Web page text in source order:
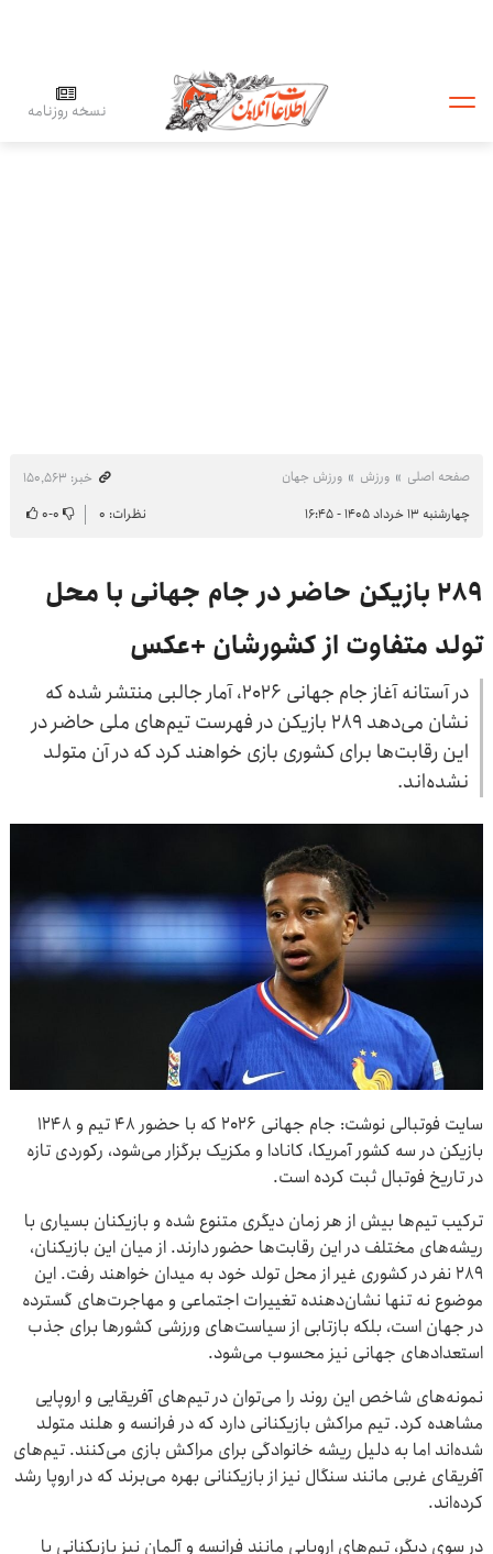
نسخه روزنامه
صفحه اصلی ورزش ورزش جهان
خبر: ۱۵۰٬۵۶۳
چهارشنبه ۱۳ خرداد ۱۴۰۵ - ۱۶:۴۵
نظرات: ۰ ۰-۰
۲۸۹ بازیکن حاضر در جام جهانی با محل
تولد متفاوت از کشورشان +عکس
در آستانه آغاز جام جهانی ۲۰۲۶، آمار جالبی منتشر شده که
نشان می‌دهد ۲۸۹ بازیکن در فهرست تیم‌های ملی حاضر در
این رقابت‌ها برای کشوری بازی خواهند کرد که در آن متولد
نشده‌اند.
سایت فوتبالی نوشت: جام جهانی ۲۰۲۶ که با حضور ۴۸ تیم و ۱۲۴۸
بازیکن در سه کشور آمریکا، کانادا و مکزیک برگزار می‌شود، رکوردی تازه
در تاریخ فوتبال ثبت کرده است.
ترکیب تیم‌ها بیش از هر زمان دیگری متنوع شده و بازیکنان بسیاری با
ریشه‌های مختلف در این رقابت‌ها حضور دارند. از میان این بازیکنان،
۲۸۹ نفر در کشوری غیر از محل تولد خود به میدان خواهند رفت. این
موضوع نه تنها نشان‌دهنده تغییرات اجتماعی و مهاجرت‌های گسترده
در جهان است، بلکه بازتابی از سیاست‌های ورزشی کشورها برای جذب
استعدادهای جهانی نیز محسوب می‌شود.
نمونه‌های شاخص این روند را می‌توان در تیم‌های آفریقایی و اروپایی
مشاهده کرد. تیم مراکش بازیکنانی دارد که در فرانسه و هلند متولد
شده‌اند اما به دلیل ریشه خانوادگی برای مراکش بازی می‌کنند. تیم‌های
آفریقای غربی مانند سنگال نیز از بازیکنانی بهره می‌برند که در اروپا رشد
کرده‌اند.
در سوی دیگر، تیم‌های اروپایی مانند فرانسه و آلمان نیز بازیکنانی با